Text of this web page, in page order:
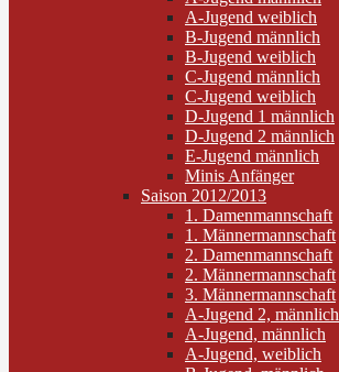
A-Jugend weiblich
B-Jugend männlich
B-Jugend weiblich
C-Jugend männlich
C-Jugend weiblich
D-Jugend 1 männlich
D-Jugend 2 männlich
E-Jugend männlich
Minis Anfänger
Saison 2012/2013
1. Damenmannschaft
1. Männermannschaft
2. Damenmannschaft
2. Männermannschaft
3. Männermannschaft
A-Jugend 2, männlich
A-Jugend, männlich
A-Jugend, weiblich